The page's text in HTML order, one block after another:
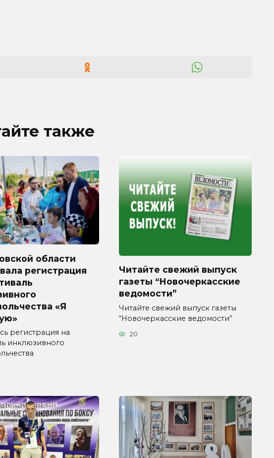
также
области
регистрация
«Я
регистрация на
инклюзивного
Читайте свежий выпуск
газеты “Новочеркасские
ведомости”
Читайте свежий выпуск газеты
“Новочеркасские ведомости”
20